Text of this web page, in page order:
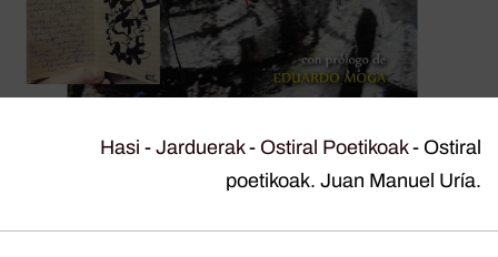
Hasi - Jarduerak- Ostiral Poetikoak- Ostiral
poetikoak. Juan Manuel Uría.